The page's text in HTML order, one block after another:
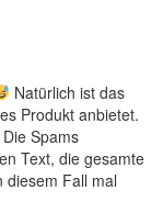
Natürlich ist das
Produkt anbietet.
Spams
Text, die gesamte
diesem Fall mal